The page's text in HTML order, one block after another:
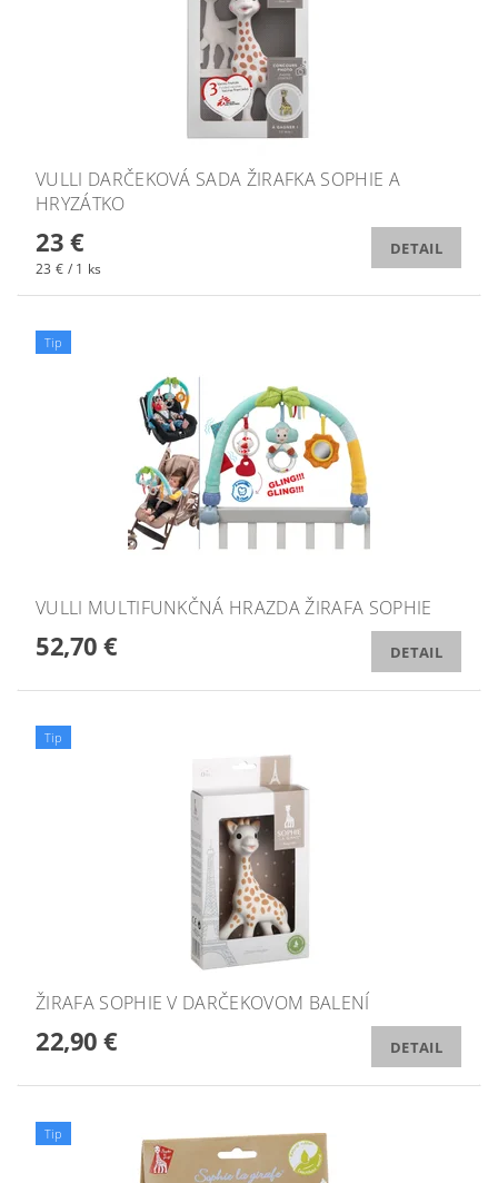
VULLI DARČEKOVÁ SADA ŽIRAFKA SOPHIE A
HRYZÁTKO
23 €
23 € / 1 ks
DETAIL
Tip
VULLI MULTIFUNKČNÁ HRAZDA ŽIRAFA SOPHIE
52,70 € DETAIL
Tip
ŽIRAFA SOPHIE V DARČEKOVOM BALENÍ
22,90 € DETAIL
Tip